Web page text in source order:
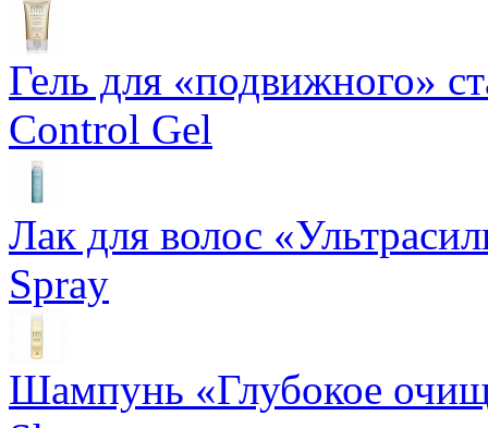
Гель для «подвижного»
Control Gel
Лак для волос
Spray
Шампунь «Глубокое